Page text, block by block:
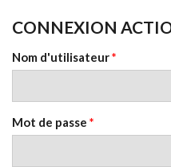
CONNEXION
Nom d'utilisateur*
Mot de passe *